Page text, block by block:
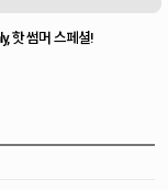
핫 썸머 스페셜!